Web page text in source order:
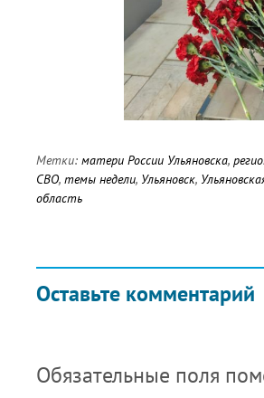
Метки: матери России Ульяновска,
СВО, темы недели, Ульяновск,
область
Оставьте комментарий
Обязательные поля